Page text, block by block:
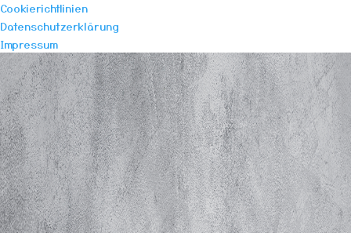
Cookierichtlinien
Datenschutzerklärung
Impressum